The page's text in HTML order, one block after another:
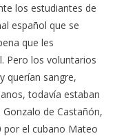
los estudiantes de
español que se
que les
Pero los voluntarios
querían sangre,
todavía estaban
de Castañón,
por el cubano Mateo